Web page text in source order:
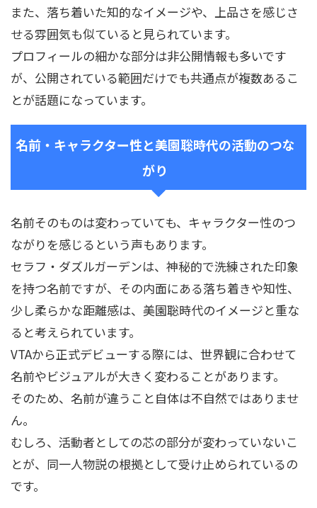
また、落ち着いた知的なイメージや、上品さを感じさ
せる雰囲気も似ていると見られています。
プロフィールの細かな部分は非公開情報も多いです
が、公開されている範囲だけでも共通点が複数あるこ
とが話題になっています。
名前・キャラクター性と美園聡時代の活動のつな
がり
名前そのものは変わっていても、キャラクター性のつ
ながりを感じるという声もあります。
セラフ・ダズルガーデンは、神秘的で洗練された印象
を持つ名前ですが、その内面にある落ち着きや知性、
少し柔らかな距離感は、美園聡時代のイメージと重な
ると考えられています。
VTAから正式デビューする際には、世界観に合わせて
名前やビジュアルが大きく変わることがあります。
そのため、名前が違うこと自体は不自然ではありませ
ん。
むしろ、活動者としての芯の部分が変わっていないこ
とが、同一人物説の根拠として受け止められているの
です。